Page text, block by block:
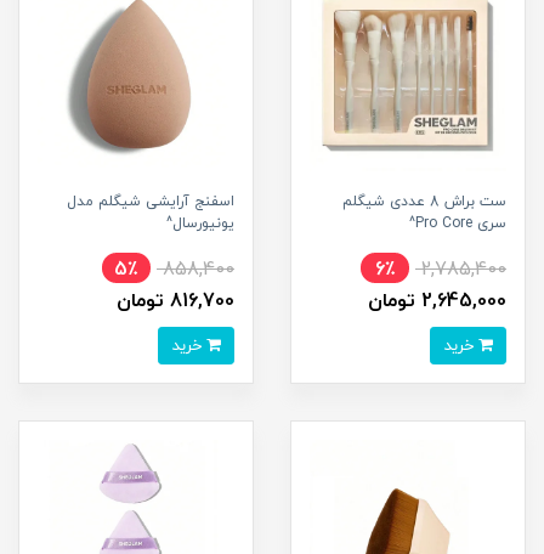
ست براش 8 عددی شیگلم
سری Pro Core^
2,785,400
6٪
2,645,000 تومان
اسفنج آرایشی شیگلم مدل
یونیورسال^
858,400
5٪
816,700 تومان